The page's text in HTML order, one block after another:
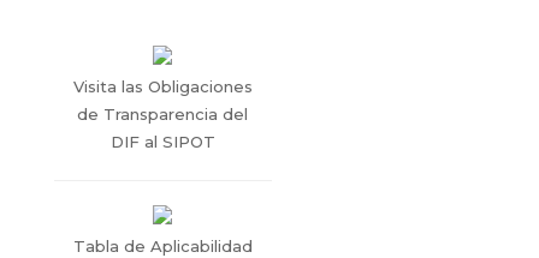
Visita las Obligaciones
de Transparencia del
DIF al SIPOT
Tabla de Aplicabilidad